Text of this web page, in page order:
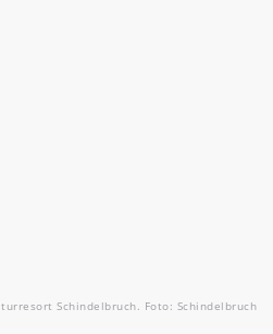
Schindelbruch. Foto: Schindelbruch